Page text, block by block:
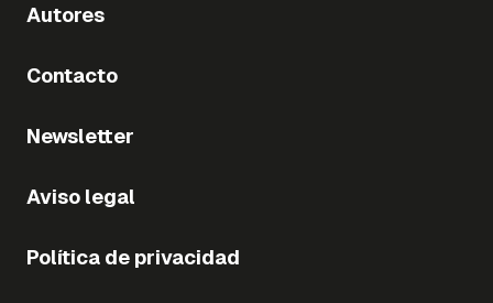
Autores
Contacto
Newsletter
Aviso legal
Política de privacidad